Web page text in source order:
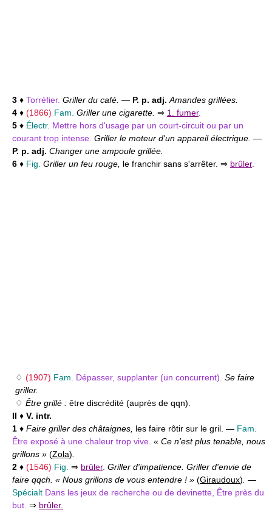
3 ♦ Torréfier. Griller du café. — P. p. adj. Amandes grillées.
4 ♦ (1866) Fam. Griller une cigarette. ⇒ 1. fumer.
5 ♦ Électr. Mettre hors d'usage par un court-circuit ou par un
courant trop intense. Griller le moteur d'un appareil électrique. —
P. p. adj. Changer une ampoule grillée.
6 ♦ Fig. Griller un feu rouge, le franchir sans s'arrêter. ⇒ brûler.
♢ (1907) Fam. Dépasser, supplanter (un concurrent). Se faire
griller.
♢ Être grillé : être discrédité (auprès de qqn).
II ♦ V. intr.
1 ♦ Faire griller des châtaignes, les faire rôtir sur le gril. — Fam.
Être exposé à une chaleur trop vive. « Ce n'est plus tenable, nous
grillons » (Zola)
2 ♦ (1546) Fig. ⇒ brûler. Griller d'impatience. Griller d'envie de
faire qqch. « Nous grillons de vous entendre ! » (Giraudoux) —
Spécialt Dans les jeux de recherche ou de devinette, Être près du
but. ⇒ brûler.